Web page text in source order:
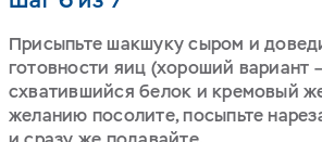
Присыпьте шакшуку сыром и
готовности яиц (хороший вариант
схватившийся белок и кремовый
желанию посолите, посыпьте